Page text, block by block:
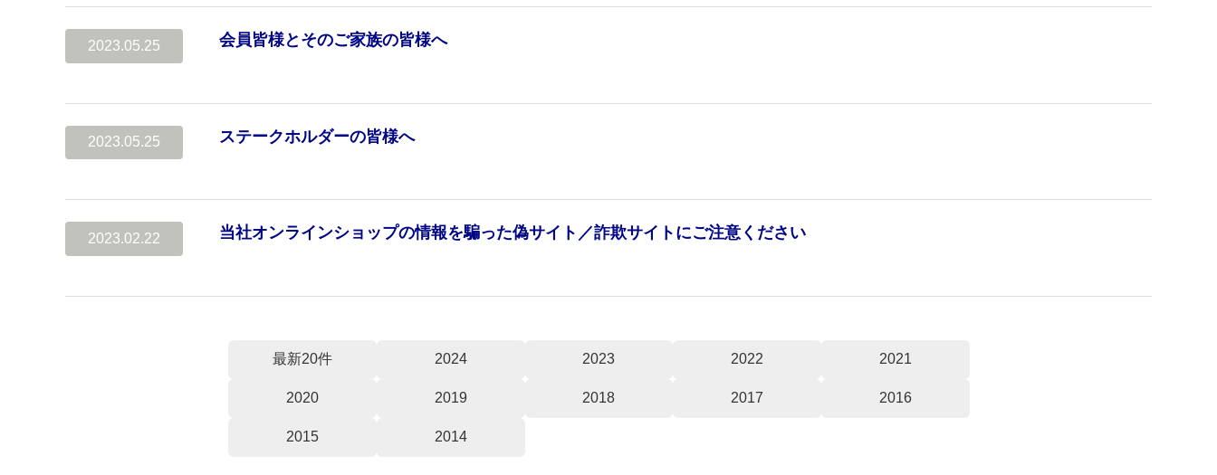
2023.05.25 会員皆様とそのご家族の皆様へ
2023.05.25 ステークホルダーの皆様へ
2023.02.22 当社オンラインショップの情報を騙った偽サイト／詐欺サイトにご注意ください
最新20件 2024 2023 2022 2021
2020 2019 2018 2017 2016
2015 2014